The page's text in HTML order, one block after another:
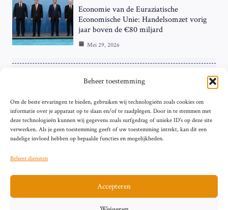
Beheer toestemming
Om de beste ervaringen te bieden, gebruiken wij technologieën zoals cookies om
informatie over je apparaat op te slaan en/of te raadplegen. Door in te stemmen met
deze technologieën kunnen wij gegevens zoals surfgedrag of unieke ID's op deze site
verwerken. Als je geen toestemming geeft of uw toestemming intrekt, kan dit een
nadelige invloed hebben op bepaalde functies en mogelijkheden.
Beheer diensten
Accepteren
Economie van de Euraziatische
Economische Unie: Handelsomzet vorig
jaar boven de €80 miljard
Mei 29, 2026
ZAKELIJK
Hardnekkige Inflatie bij de ‘Grote Vier’
van de Eurozone
Mei 29, 2026
Sitemap Contact Privacybeleid (EU)
Impressum